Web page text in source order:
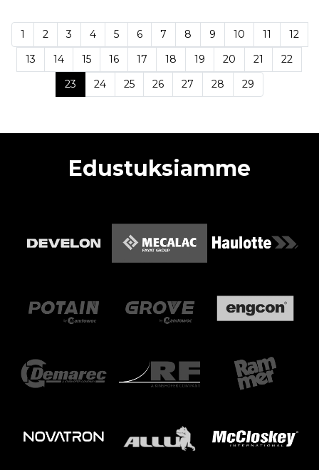
1 2 3 4 5 6 7 8 9 10 11
12
13
14 15 16 17 18 19 20 21
22
23(current)
24 25 26 27 28 29
Edustuksiamme